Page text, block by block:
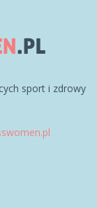
sport i zdrowy